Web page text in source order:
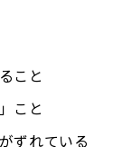
こと
こと
ずれている